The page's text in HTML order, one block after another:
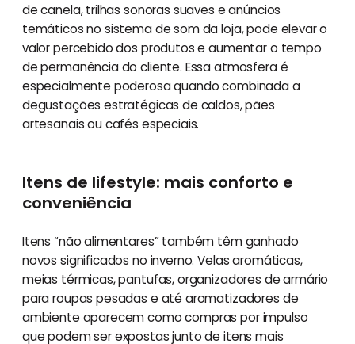
de canela, trilhas sonoras suaves e anúncios
temáticos no sistema de som da loja, pode elevar o
valor percebido dos produtos e aumentar o tempo
de permanência do cliente. Essa atmosfera é
especialmente poderosa quando combinada a
degustações estratégicas de caldos, pães
artesanais ou cafés especiais.
Itens de lifestyle: mais conforto e
conveniência
Itens “não alimentares” também têm ganhado
novos significados no inverno. Velas aromáticas,
meias térmicas, pantufas, organizadores de armário
para roupas pesadas e até aromatizadores de
ambiente aparecem como compras por impulso
que podem ser expostas junto de itens mais